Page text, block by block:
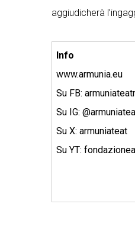
aggiudicherà
Info
www.armunia.eu
Su FB:
Su IG:
Su X: armuniateat
Su YT: